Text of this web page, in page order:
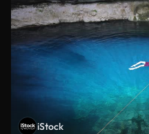
iStock